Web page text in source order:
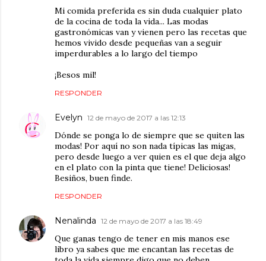
Mi comida preferida es sin duda cualquier plato
de la cocina de toda la vida... Las modas
gastronómicas van y vienen pero las recetas que
hemos vivido desde pequeñas van a seguir
imperdurables a lo largo del tiempo
¡Besos mil!
RESPONDER
Evelyn 12 de mayo de 2017 a las 12:13
Dónde se ponga lo de siempre que se quiten las
modas! Por aquí no son nada típicas las migas,
pero desde luego a ver quien es el que deja algo
en el plato con la pinta que tiene! Deliciosas!
Besiños, buen finde.
RESPONDER
Nenalinda 12 de mayo de 2017 a las 18:49
Que ganas tengo de tener en mis manos ese
libro ya sabes que me encantan las recetas de